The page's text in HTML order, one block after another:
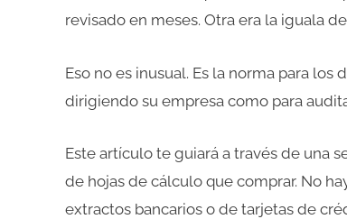
revisado en meses. Otra era la iguala
Eso no es inusual. Es la norma para
dirigiendo su empresa como para
Este artículo te guiará a través de una
de hojas de cálculo que comprar. No
extractos bancarios o de tarjetas de